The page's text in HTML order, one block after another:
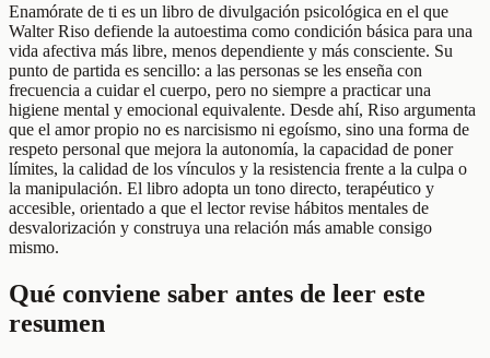
Enamórate de ti es un libro de divulgación psicológica en el que
Walter Riso defiende la autoestima como condición básica para una
vida afectiva más libre, menos dependiente y más consciente. Su
punto de partida es sencillo: a las personas se les enseña con
frecuencia a cuidar el cuerpo, pero no siempre a practicar una
higiene mental y emocional equivalente. Desde ahí, Riso argumenta
que el amor propio no es narcisismo ni egoísmo, sino una forma de
respeto personal que mejora la autonomía, la capacidad de poner
límites, la calidad de los vínculos y la resistencia frente a la culpa o
la manipulación. El libro adopta un tono directo, terapéutico y
accesible, orientado a que el lector revise hábitos mentales de
desvalorización y construya una relación más amable consigo
mismo.
Qué conviene saber antes de leer este
resumen